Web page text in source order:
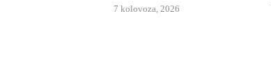
7 kolovoza, 2026